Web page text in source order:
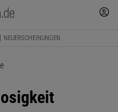
NEUERSCHEINUNGEN